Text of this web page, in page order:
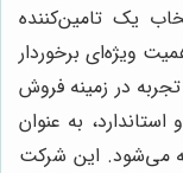
یک تامین‌کننده
ویژه‌ای برخوردار
در زمینه فروش
به عنوان
می‌شود. این شرکت